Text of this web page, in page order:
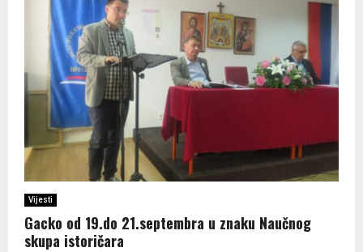
Vijesti
Gacko od 19.do 21.septembra u znaku Naučnog
skupa istoričara